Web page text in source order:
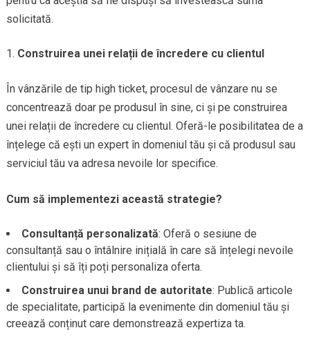
solicitată.
Construirea unei relații de încredere cu clientul
În vânzările de tip high ticket, procesul de vânzare nu se
concentrează doar pe produsul în sine, ci și pe construirea
unei relații de încredere cu clientul. Oferă-le posibilitatea de a
înțelege că ești un expert în domeniul tău și că produsul sau
serviciul tău va adresa nevoile lor specifice.
Cum să implementezi această strategie?
Consultanță personalizată: Oferă o sesiune de
consultanță sau o întâlnire inițială în care să înțelegi nevoile
clientului și să îți poți personaliza oferta.
Construirea unui brand de autoritate: Publică articole
de specialitate, participă la evenimente din domeniul tău și
creează conținut care demonstrează expertiza ta.